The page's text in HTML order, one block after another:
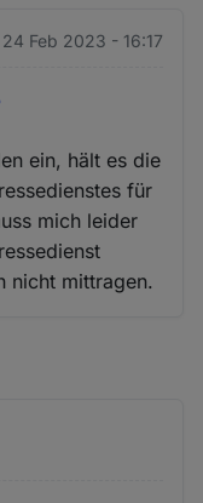
24 Feb 2023 - 16:17
ein, hält es die
für
mich leider
nicht mittragen.